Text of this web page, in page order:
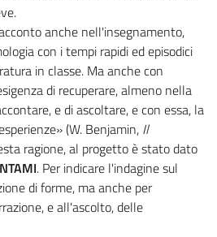
anche nell'insegnamento,
con i tempi rapidi ed episodici
in classe. Ma anche con
di recuperare, almeno nella
e di ascoltare, e con essa, la
(W. Benjamin, Il
ragione, al progetto è stato dato
. Per indicare l'indagine sul
di forme, ma anche per
e all'ascolto, delle